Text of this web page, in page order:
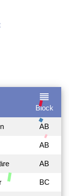
reorder
Block
AB
AB
AB
BC